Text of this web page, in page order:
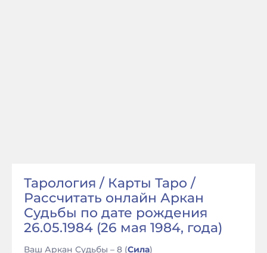
Тарология / Карты Таро /
Рассчитать онлайн Аркан
Судьбы по дате рождения
26.05.1984 (26 мая 1984, года)
Ваш Аркан Судьбы – 8 (Сила)